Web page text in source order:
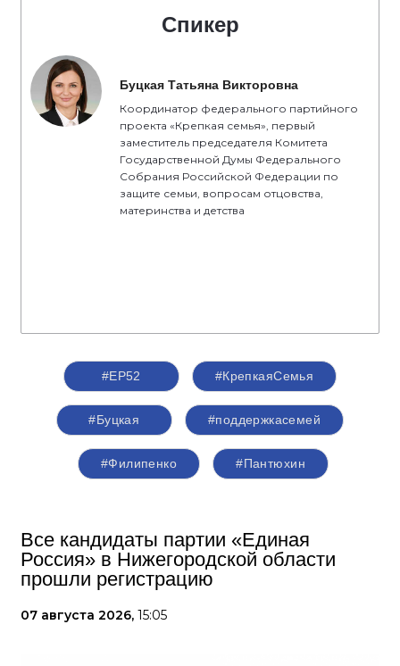
Спикер
Буцкая Татьяна Викторовна
Координатор федерального партийного
проекта «Крепкая семья», первый
заместитель председателя Комитета
Государственной Думы Федерального
Собрания Российской Федерации по
защите семьи, вопросам отцовства,
материнства и детства
#ЕР52 #КрепкаяСемья
#Буцкая #поддержкасемей
#Филипенко #Пантюхин
Все кандидаты партии «Единая
Россия» в Нижегородской области
прошли регистрацию
07 августа 2026, 15:05